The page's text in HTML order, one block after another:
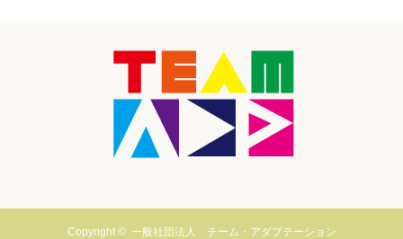
Copyright © 一般社団法人 チーム・アダプテーション